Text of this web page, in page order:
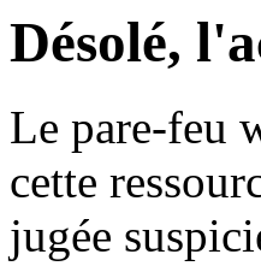
Désolé,
Le pare-feu
cette
jugée